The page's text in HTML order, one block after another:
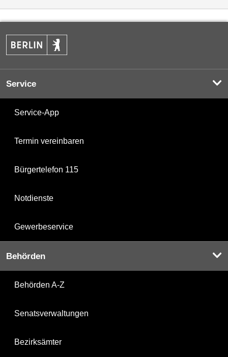
Service
Service-App
Termin vereinbaren
Bürgertelefon 115
Notdienste
Gewerbeservice
Behörden
Behörden A-Z
Senatsverwaltungen
Bezirksämter